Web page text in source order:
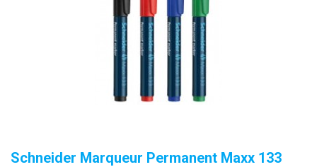
Schneider Marqueur Permanent Maxx 133